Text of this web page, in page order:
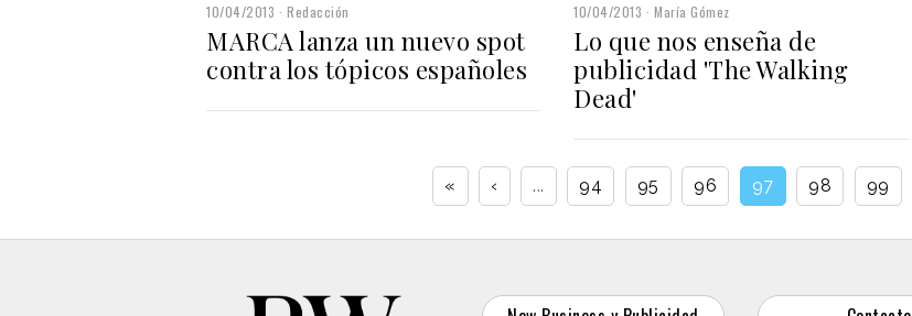
10/04/2013 Redacción
MARCA lanza un nuevo spot
contra los tópicos españoles
10/04/2013 María Gómez
Lo que nos enseña de
publicidad 'The Walking
Dead'
« ‹ ... 94 95 96 97 98 99